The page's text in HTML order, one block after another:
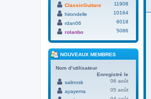
ClassicGuitare
11908
hirondelle
10164
rdan06
6018
rolanbo
5086
NOUVEAUX MEMBRES
Nom d’utilisateur
Enregistré le
salinosk
06 août
ayayema
05 août